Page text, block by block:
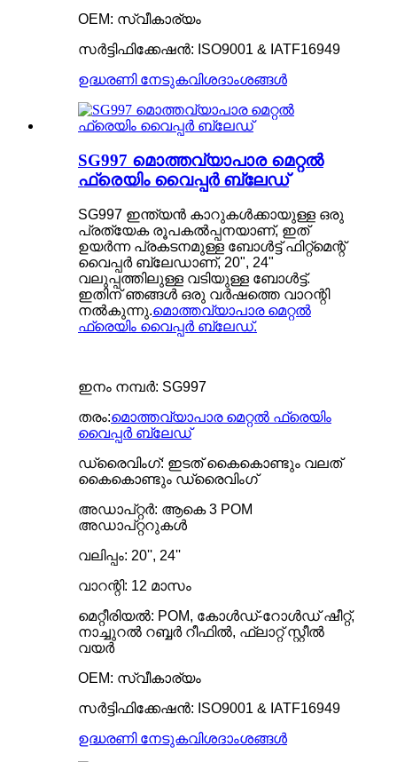
OEM: സ്വീകാര്യം
സർട്ടിഫിക്കേഷൻ: ISO9001 & IATF16949
ഉദ്ധരണി നേടുകവിശദാംശങ്ങൾ
SG997 മൊത്തവ്യാപാര മെറ്റൽ
ഫ്രെയിം വൈപ്പർ ബ്ലേഡ്
SG997 ഇന്ത്യൻ കാറുകൾക്കായുള്ള ഒരു
പ്രത്യേക രൂപകൽപ്പനയാണ്, ഇത്
ഉയർന്ന പ്രകടനമുള്ള ബോൾട്ട് ഫിറ്റ്മെന്റ്
വൈപ്പർ ബ്ലേഡാണ്, 20", 24"
വലുപ്പത്തിലുള്ള വടിയുള്ള ബോൾട്ട്.
ഇതിന് ഞങ്ങൾ ഒരു വർഷത്തെ വാറന്റി
നൽകുന്നു.മൊത്തവ്യാപാര മെറ്റൽ
ഫ്രെയിം വൈപ്പർ ബ്ലേഡ്.
ഇനം നമ്പർ: SG997
തരം:മൊത്തവ്യാപാര മെറ്റൽ ഫ്രെയിം
വൈപ്പർ ബ്ലേഡ്
ഡ്രൈവിംഗ്: ഇടത് കൈകൊണ്ടും വലത്
കൈകൊണ്ടും ഡ്രൈവിംഗ്
അഡാപ്റ്റർ: ആകെ 3 POM
അഡാപ്റ്ററുകൾ
വലിപ്പം: 20'', 24''
വാറന്റി: 12 മാസം
മെറ്റീരിയൽ: POM, കോൾഡ്-റോൾഡ് ഷീറ്റ്,
നാച്ചുറൽ റബ്ബർ റീഫിൽ, ഫ്ലാറ്റ് സ്റ്റീൽ
വയർ
OEM: സ്വീകാര്യം
സർട്ടിഫിക്കേഷൻ: ISO9001 & IATF16949
ഉദ്ധരണി നേടുകവിശദാംശങ്ങൾ